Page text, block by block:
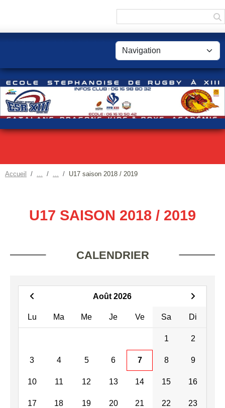
Accueil U17 saison 2018 / 2019
U17 SAISON 2018 / 2019
CALENDRIER
Août 2026
Lu Ma Me Je Ve Sa Di
1 2
3 4 5 6 7 8 9
10 11 12 13 14 15 16
17 18 19 20 21 22 23